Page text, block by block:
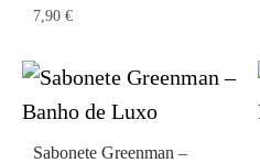
7,90 €
Sabonete Greenman –